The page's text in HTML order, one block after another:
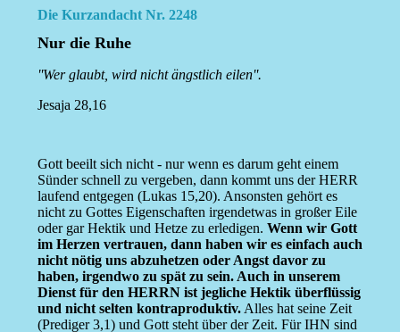
Die Kurzandacht Nr. 2248
Nur die Ruhe
''Wer glaubt, wird nicht ängstlich eilen''.
Jesaja 28,16
Gott beeilt sich nicht - nur wenn es darum geht einem
Sünder schnell zu vergeben, dann kommt uns der HERR
laufend entgegen (Lukas 15,20). Ansonsten gehört es
nicht zu Gottes Eigenschaften irgendetwas in großer Eile
oder gar Hektik und Hetze zu erledigen. Wenn wir Gott
im Herzen vertrauen, dann haben wir es einfach auch
nicht nötig uns abzuhetzen oder Angst davor zu
haben, irgendwo zu spät zu sein. Auch in unserem
Dienst für den HERRN ist jegliche Hektik überflüssig
und nicht selten kontraproduktiv.Alles hat seine Zeit
(Prediger 3,1) und Gott steht über der Zeit. Für IHN sind